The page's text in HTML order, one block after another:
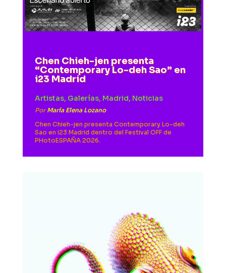
Chen Chieh-jen presenta
“Contemporary Lo-deh Sao” en
i23 Madrid
Artistas, Galerías, Madrid, Noticias
PorMaría Elena Lozano
Chen Chieh-jen presenta Contemporary Lo-deh
Sao en i23 Madrid dentro del Festival OFF de
PHotoESPAÑA 2026.